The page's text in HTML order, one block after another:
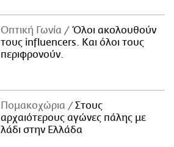
Οπτική Γωνία
Όλοι ακολουθούν
τους influencers. Και όλοι τους
περιφρονούν.
Πομακοχώρια
Στους
αρχαιότερους αγώνες πάλης με
λάδι στην Ελλάδα